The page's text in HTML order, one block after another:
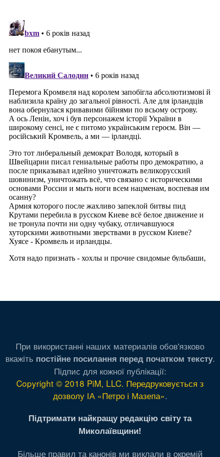
При використанні наших материалів обов'язково
вкажіть постійне посилання перед початком тексту.
Підпис для кожної публікації:
Copyright © 2018 PiM, LLC. Передруковується з
дозволу ІА «Петро і Мазепа».
Підтримати найкращу редакцію світу та
Миколаївщини!
Більше правил та канонів ми виклали в окремій